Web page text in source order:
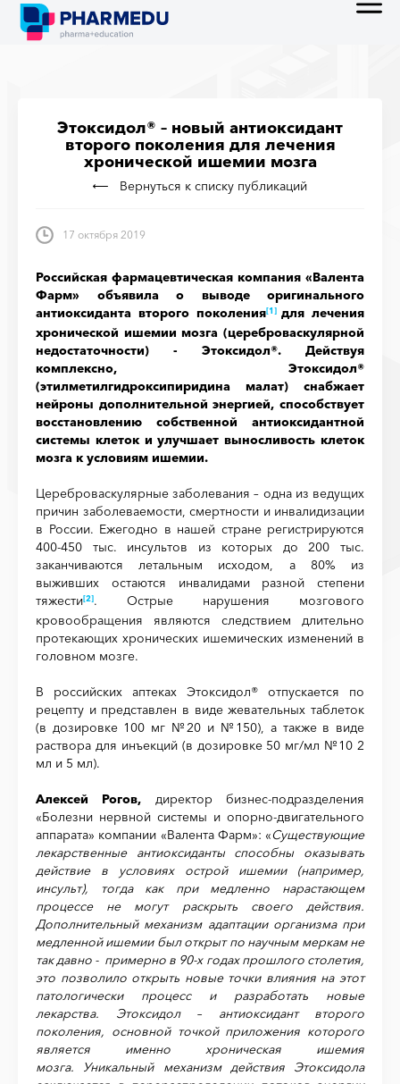
Этоксидол® – новый антиоксидант
второго поколения для лечения
хронической ишемии мозга
Вернуться к списку публикаций
17 октября 2019
Российская фармацевтическая компания «Валента
Фарм» объявила о выводе оригинального
антиоксиданта второго поколения[1] для лечения
хронической ишемии мозга (цереброваскулярной
недостаточности) - Этоксидол®. Действуя
комплексно, Этоксидол®
(этилметилгидроксипиридина малат) снабжает
нейроны дополнительной энергией, способствует
восстановлению собственной антиоксидантной
системы клеток и улучшает выносливость клеток
мозга к условиям ишемии.
Цереброваскулярные заболевания – одна из ведущих
причин заболеваемости, смертности и инвалидизации
в России. Ежегодно в нашей стране регистрируются
400-450 тыс. инсультов из которых до 200 тыс.
заканчиваются летальным исходом, а 80% из
выживших остаются инвалидами разной степени
тяжести[2]. Острые нарушения мозгового
кровообращения являются следствием длительно
протекающих хронических ишемических изменений в
головном мозге.
В российских аптеках Этоксидол® отпускается по
рецепту и представлен в виде жевательных таблеток
(в дозировке 100 мг №20 и №150), а также в виде
раствора для инъекций (в дозировке 50 мг/мл №10 2
мл и 5 мл).
Алексей Рогов, директор бизнес-подразделения
«Болезни нервной системы и опорно-двигательного
аппарата» компании «Валента Фарм»: «Существующие
лекарственные антиоксиданты способны оказывать
действие в условиях острой ишемии (например,
инсульт), тогда как при медленно нарастающем
процессе не могут раскрыть своего действия.
Дополнительный механизм адаптации организма при
медленной ишемии был открыт по научным меркам не
так давно - примерно в 90-х годах прошлого столетия,
это позволило открыть новые точки влияния на этот
патологически процесс и разработать новые
лекарства. Этоксидол – антиоксидант второго
поколения, основной точкой приложения которого
является именно хроническая ишемия
мозга. Уникальный механизм действия Этоксидола